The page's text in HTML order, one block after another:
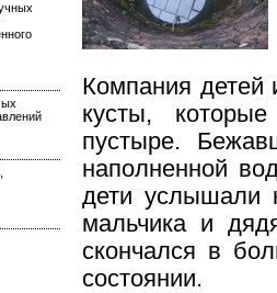
Компания детей
кусты,
пустыре.
наполненной
дети услышали
мальчика и
скончался в
состоянии.